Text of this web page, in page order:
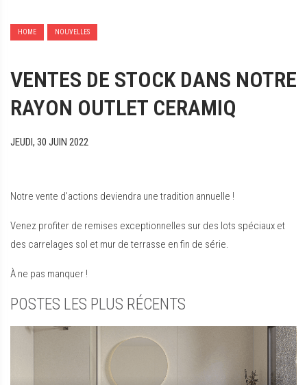
HOME NOUVELLES
VENTES DE STOCK DANS NOTRE
RAYON OUTLET CERAMIQ
JEUDI, 30 JUIN 2022
Notre vente d'actions deviendra une tradition annuelle !
Venez profiter de remises exceptionnelles sur des lots spéciaux et
des carrelages sol et mur de terrasse en fin de série.
À ne pas manquer !
POSTES LES PLUS RÉCENTS